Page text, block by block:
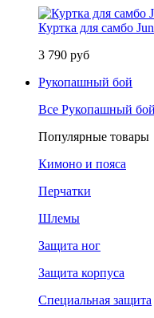
Куртка для самбо
3 790 руб
Рукопашный бой
Все Рукопашный бой
Популярные товары
Кимоно и пояса
Перчатки
Шлемы
Защита ног
Защита корпуса
Специальная защита